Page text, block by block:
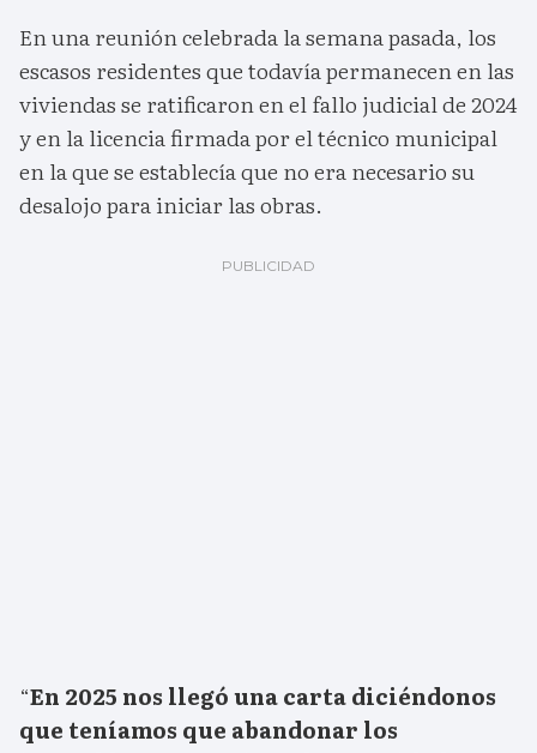
En una reunión celebrada la semana pasada, los
escasos residentes que todavía permanecen en las
viviendas se ratificaron en el fallo judicial de 2024
y en la licencia firmada por el técnico municipal
en la que se establecía que no era necesario su
desalojo para iniciar las obras.
“En 2025 nos llegó una carta diciéndonos
que teníamos que abandonar los